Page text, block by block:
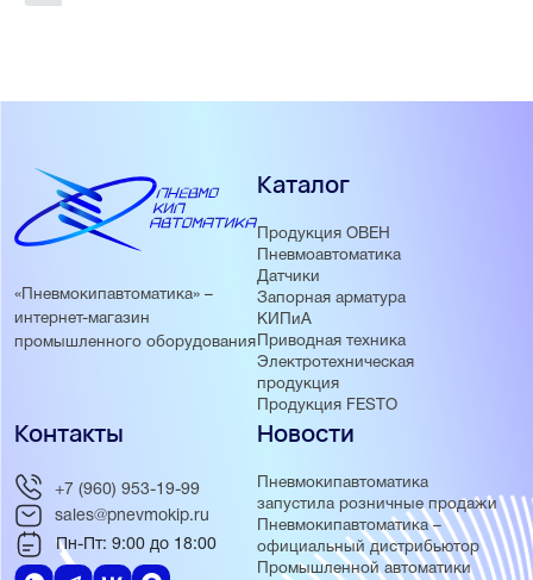
«Пневмокипавтоматика» –
интернет-магазин
промышленного оборудования
Каталог
Продукция ОВЕН
Пневмоавтоматика
Датчики
Запорная арматура
КИПиА
Приводная техника
Электротехническая
продукция
Продукция FESTO
Новости
Пневмокипавтоматика
запустила розничные продажи
Пневмокипавтоматика –
официальный дистрибьютор
Промышленной автоматики
Контакты
+7 (960) 953-19-99
sales@pnevmokip.ru
Пн-Пт: 9:00 до 18:00